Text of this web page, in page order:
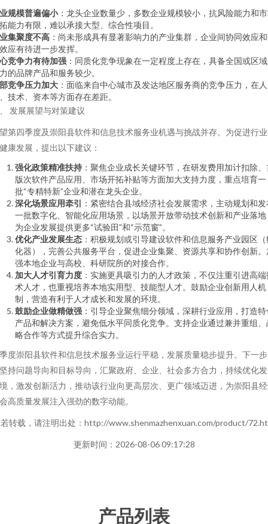
规模普遍偏小：龙头企业数量少，多数企业规模较小，抗风险能力和
能力有限，难以承接大型、综合性项目。
集聚度不高 ：尚未形成具有显著影响力的产业集群，企业间协同效应
应有待进一步发挥。
竞争力有待加强 ：同质化竞争现象在一定程度上存在，具备全国或区
的品牌产品和服务较少。
竞争压力加大 ：面临来自中心城市及发达地区服务商的竞争压力，在人
技术、资本等方面存在差距。
发展展望与对策建议
第四季度及崇阳县软件和信息技术服务业机遇与挑战并存。为促进行
康发展，提出以下建议：
强化政策精准扶持 ：聚焦企业成长关键环节，在研发费用加计扣除
版次软件产品应用、市场开拓补贴等方面加大支持力度，重点培育一
批“专精特新”企业和潜在龙头企业。
深化场景应用牵引 ：紧密结合县域经济社会发展需求，主动规划和
一批数字化、智能化应用场景，以场景开放带动技术创新和产业落地
为企业发展提供更多“试验田”和“示范窗”。
优化产业发展生态 ：积极规划或引导建设软件和信息服务产业园区
化器），完善公共服务平台，促进企业集聚、资源共享和协作创新。
强本地企业与高校、科研院所的对接合作。
加大人才引育力度 ：实施更具吸引力的人才政策，不仅注重引进高
术人才，也重视培养本地实用型、技能型人才。鼓励企业创新用人机
制，营造有利于人才成长和发展的环境。
鼓励企业做精做强 ：引导企业聚焦细分领域，深耕行业应用，打造
产品和解决方案，避免低水平同质化竞争。支持企业通过兼并重组、
略合作等方式提升综合实力。
度崇阳县软件和信息技术服务业运行平稳，发展质量稳步提升。下一
持问题导向和目标导向，汇聚政府、企业、社会多方合力，持续优化
，激发创新活力，推动该行业向更高层次、更广领域迈进，为崇阳县
高质量发展注入强劲的数字动能。
转载，请注明出处：http://www.shenmazhenxuan.com/product/
更新时间：2026-08-06 09:17:28
产品列表